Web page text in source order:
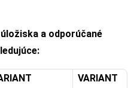
a odporúčané
VARIANT